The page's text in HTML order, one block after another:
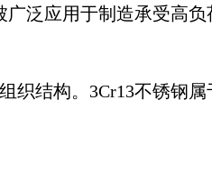
泛应用于制造承受高
织结构。3Cr13不锈钢